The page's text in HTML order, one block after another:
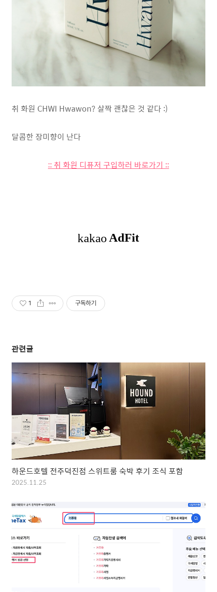
취 화원 CHWI Hwawon? 살짝 괜찮은 것 같다 :)
달콤한 장미향이 난다
:: 취 화원 디퓨저 구입하러 바로가기 ::
1 구독하기
관련글
하운드호텔 전주덕진점 스위트룸 숙박 후기 조식 포함
2025.11.25